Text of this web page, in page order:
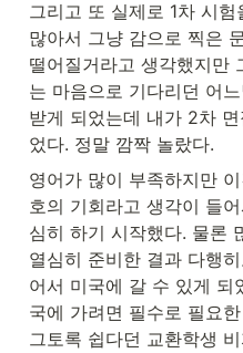
그리고 또 실제로 1차 시
많아서 그냥 감으로 찍은
떨어질거라고 생각했지만
는 마음으로 기다리던 어
받게 되었는데 내가 2차
었다. 정말 깜짝 놀랐다.
영어가 많이 부족하지만
호의 기회라고 생각이 들
심히 하기 시작했다. 물론
열심히 준비한 결과 다행
어서 미국에 갈 수 있게 되
국에 가려면 필수로 필요
그토록 쉽다던 교환학생